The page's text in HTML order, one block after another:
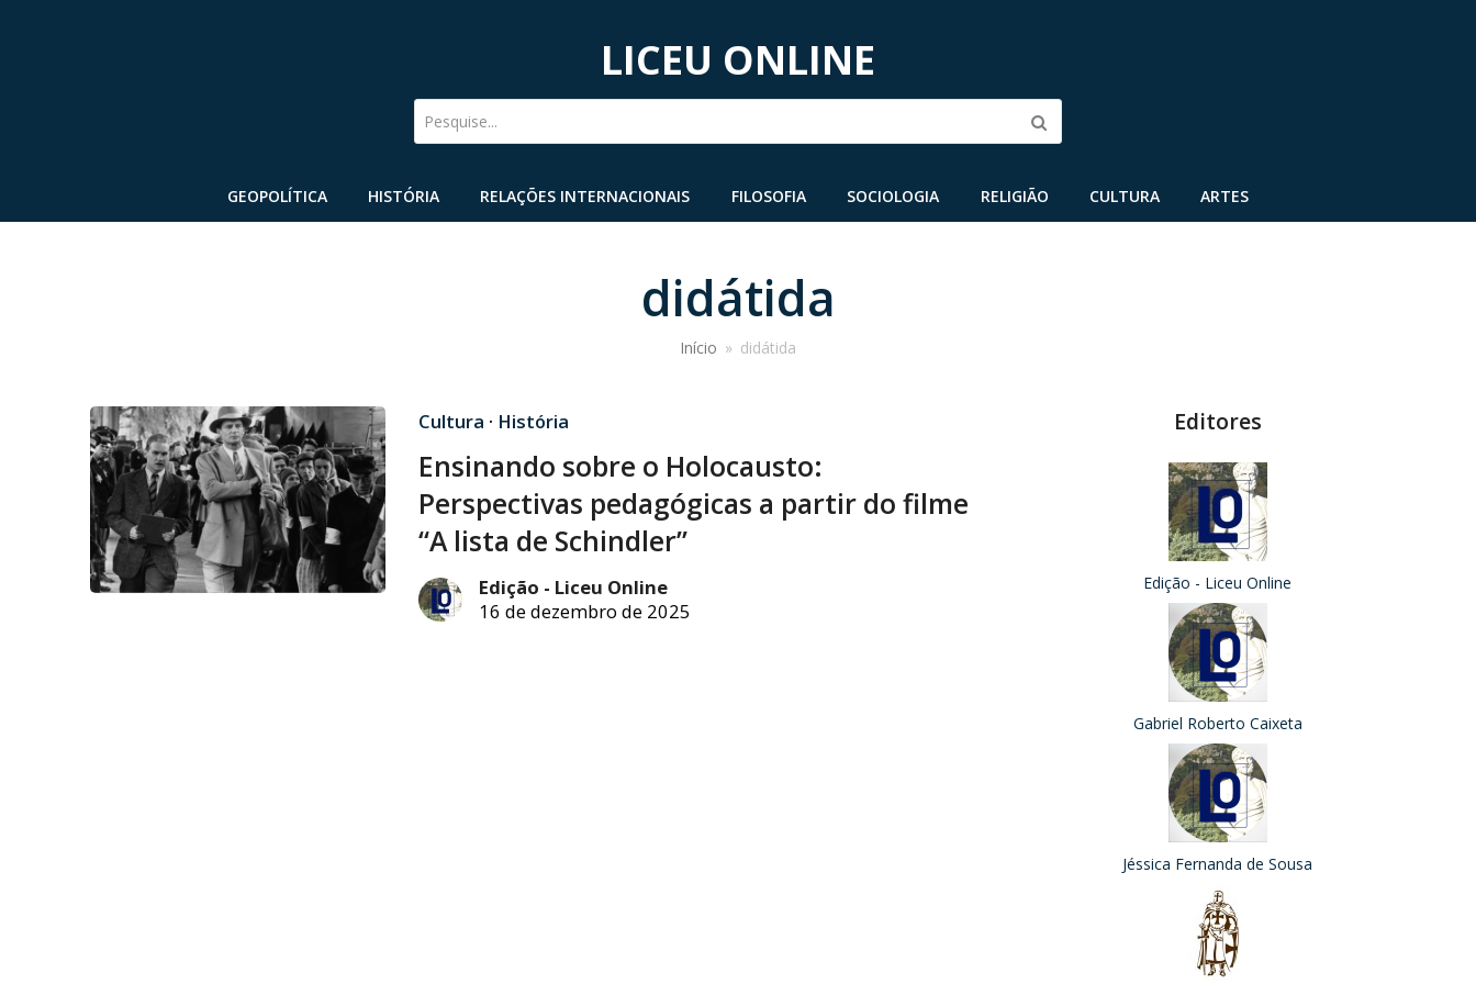
LICEU ONLINE
Pesquise...
GEOPOLÍTICA HISTÓRIA RELAÇÕES INTERNACIONAIS FILOSOFIA SOCIOLOGIA RELIGIÃO CULTURA ARTES
didátida
Início » didátida
Cultura · História
Ensinando sobre o Holocausto:
Perspectivas pedagógicas a partir do filme
“A lista de Schindler”
Edição - Liceu Online
16 de dezembro de 2025
Editores
Edição - Liceu Online
Gabriel Roberto Caixeta
Jéssica Fernanda de Sousa